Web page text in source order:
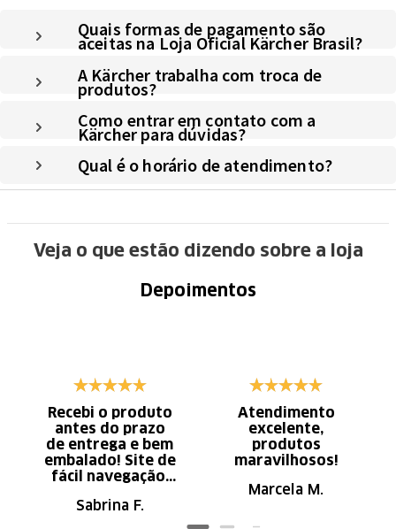
Quais formas de pagamento são
aceitas na Loja Oficial Kärcher Brasil?
A Kärcher trabalha com troca de
produtos?
Como entrar em contato com a
Kärcher para dúvidas?
Qual é o horário de atendimento?
Veja o que estão dizendo sobre a loja
Depoimentos
Recebi o produto
antes do prazo
de entrega e bem
embalado! Site de
fácil navegação.
Sabrina F.
Atendimento
excelente,
produtos
maravilhosos!
Marcela M.